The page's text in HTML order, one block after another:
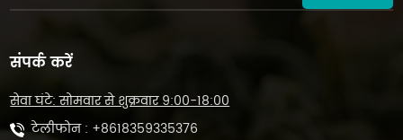
संपर्क करें
सेवा घंटे: सोमवार से शुक्रवार 9:00-18:00
टेलीफोन : +8618359335376